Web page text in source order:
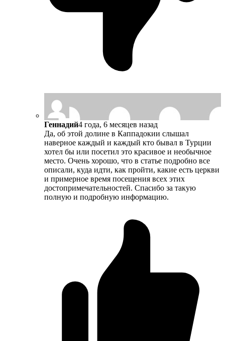
Геннадий4 года, 6 месяцев назад
Да, об этой долине в Каппадокии слышал
наверное каждый и каждый кто бывал в Турции
хотел бы или посетил это красивое и необычное
место. Очень хорошо, что в статье подробно все
описали, куда идти, как пройти, какие есть церкви
и примерное время посещения всех этих
достопримечательностей. Спасибо за такую
полную и подробную информацию.